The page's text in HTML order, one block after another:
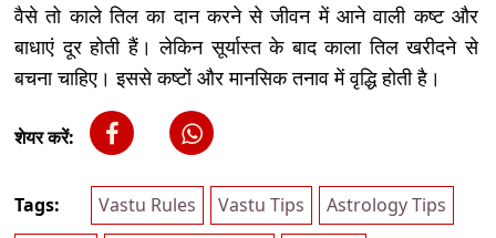
वैसे तो काले तिल का दान करने से जीवन में आने वाली कष्ट और
बाधाएं दूर होती हैं। लेकिन सूर्यास्त के बाद काला तिल खरीदने से
बचना चाहिए। इससे कष्टों और मानसिक तनाव में वृद्धि होती है।
शेयर करें:
Tags: Vastu Rules Vastu Tips
Astrology Tips